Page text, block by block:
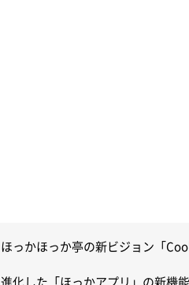
ほっかほっか亭の新ビジョン「
進化した「ほっかアプリ」の新機